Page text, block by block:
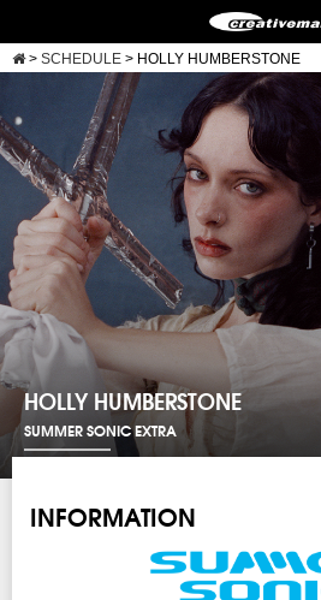
> SCHEDULE > HOLLY HUMBERSTONE
HOLLY HUMBERSTONE
SUMMER SONIC EXTRA
INFORMATION